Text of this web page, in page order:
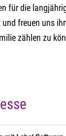
für die
freuen uns
zählen zu